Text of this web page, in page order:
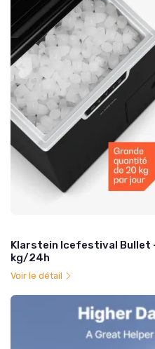
Klarstein Icefestival Bullet
kg/24h
Voir le détail